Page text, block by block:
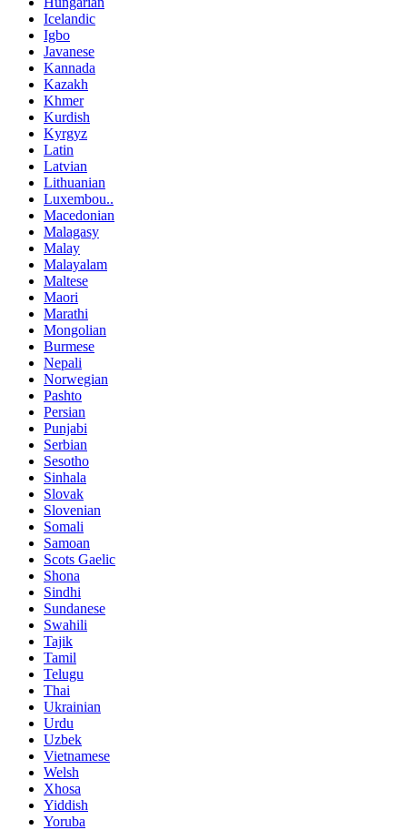
Icelandic
Igbo
Javanese
Kannada
Kazakh
Khmer
Kurdish
Kyrgyz
Latin
Latvian
Lithuanian
Luxembou..
Macedonian
Malagasy
Malay
Malayalam
Maltese
Maori
Marathi
Mongolian
Burmese
Nepali
Norwegian
Pashto
Persian
Punjabi
Serbian
Sesotho
Sinhala
Slovak
Slovenian
Somali
Samoan
Scots Gaelic
Shona
Sindhi
Sundanese
Swahili
Tajik
Tamil
Telugu
Thai
Ukrainian
Urdu
Uzbek
Vietnamese
Welsh
Xhosa
Yiddish
Yoruba